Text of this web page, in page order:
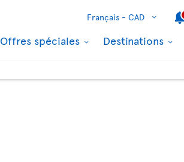
Français - CAD
Offres spéciales Destinations